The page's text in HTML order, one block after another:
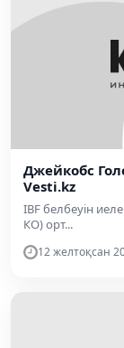
Джейкобс
Vesti.kz
IBF белбеуін
КО) орт...
12 желтоқсан